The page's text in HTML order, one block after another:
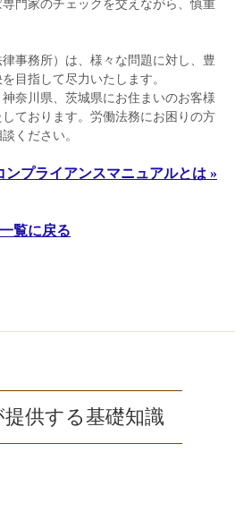
門家のチェックを交えながら、慎重
事務所）は、様々な問題に対し、豊
目指して尽力いたします。
奈川県、茨城県にお住まいのお客様
ております。労働法務にお困りの方
ください。
ンプライアンスマニュアルとは »
一覧に戻る
提供する基礎知識